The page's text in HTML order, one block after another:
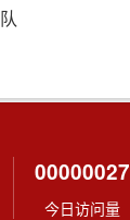
00000027
今日访问量